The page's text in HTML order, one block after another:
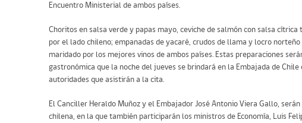
Encuentro Ministerial de ambos países.
Choritos en salsa verde y papas mayo, ceviche de salmón con salsa
por el lado chileno; empanadas de yacaré, crudos de llama y locro
maridado por los mejores vinos de ambos países. Estas preparaciones
gastronómica que la noche del jueves se brindará en la Embajada de Chile
autoridades que asistirán a la cita.
El Canciller Heraldo Muñoz y el Embajador José Antonio Viera Gallo,
chilena, en la que también participarán los ministros de Economía, Luis